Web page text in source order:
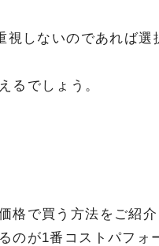
しないのであれば選
るでしょう。
格で買う方法をご紹介
のが1番コストパフォ